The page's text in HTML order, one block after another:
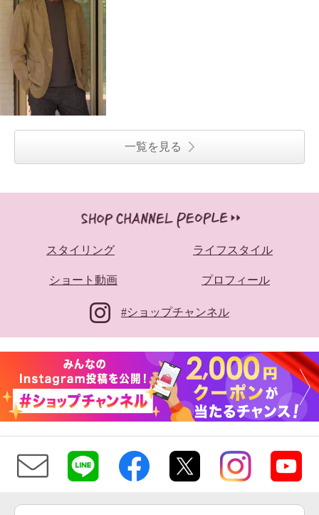
一覧を見る
スタイリング ライフスタイル
ショート動画 プロフィール
#ショップチャンネル